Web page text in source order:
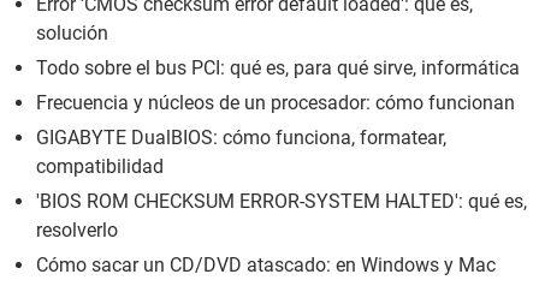
solución
Todo sobre el bus PCI: qué es, para qué sirve, informática
Frecuencia y núcleos de un procesador: cómo funcionan
GIGABYTE DualBIOS: cómo funciona, formatear,
compatibilidad
'BIOS ROM CHECKSUM ERROR-SYSTEM HALTED': qué es,
resolverlo
Cómo sacar un CD/DVD atascado: en Windows y Mac